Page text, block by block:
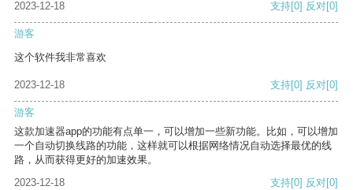
2023-12-18 支持[0] 反对[0]
游客
这个软件我非常喜欢
2023-12-18 支持[0] 反对[0]
游客
这款加速器app的功能有点单一，可以增加一些新功能。比如，可以增加
一个自动切换线路的功能，这样就可以根据网络情况自动选择最优的线
路，从而获得更好的加速效果。
2023-12-18
支持[0] 反对[0]